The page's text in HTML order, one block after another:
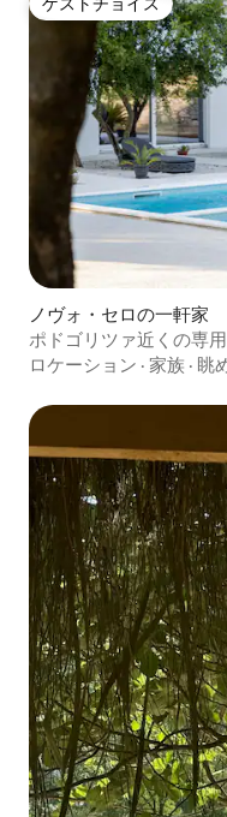
ゲストチョイス
ノヴォ・セロの一軒家
ポドゴリツァ近くの専
ロケーション · 家族 · 眺